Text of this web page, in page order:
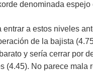
denominada
entrar a estos niveles
de la bajista
y sería cerrar por
(4.45). No parece mala